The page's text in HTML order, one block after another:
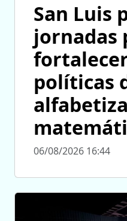
San Luis
jornadas
políticas
06/08/2026 16:44